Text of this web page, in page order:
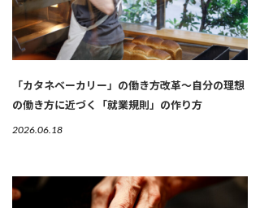
「カタネベーカリー」の働き方改革～自分の理想
の働き方に近づく「就業規則」の作り方
2026.06.18